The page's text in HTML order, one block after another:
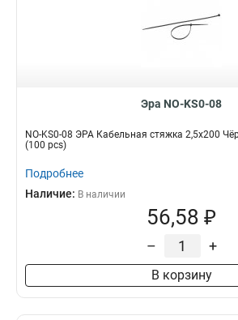
Эра NO-KS0-08
NO-KS0-08 ЭРА Кабельная стяжка 2,5х200
(100 pcs)
Подробнее
Наличие: В наличии
56,58 ₽
– +
В корзину